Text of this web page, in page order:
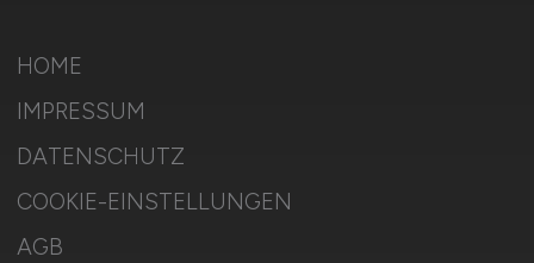
HOME
IMPRESSUM
DATENSCHUTZ
COOKIE-EINSTELLUNGEN
AGB